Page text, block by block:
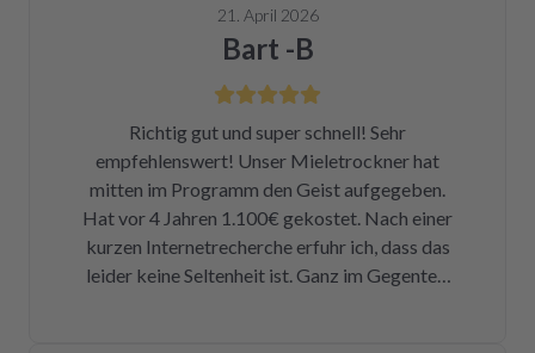
21. April 2026
Bart -B
Richtig gut und super schnell! Sehr
empfehlenswert! Unser Mieletrockner hat
mitten im Programm den Geist aufgegeben.
Hat vor 4 Jahren 1.100€ gekostet. Nach einer
kurzen Internetrecherche erfuhr ich, dass das
leider keine Seltenheit ist. Ganz im Gegenteil.